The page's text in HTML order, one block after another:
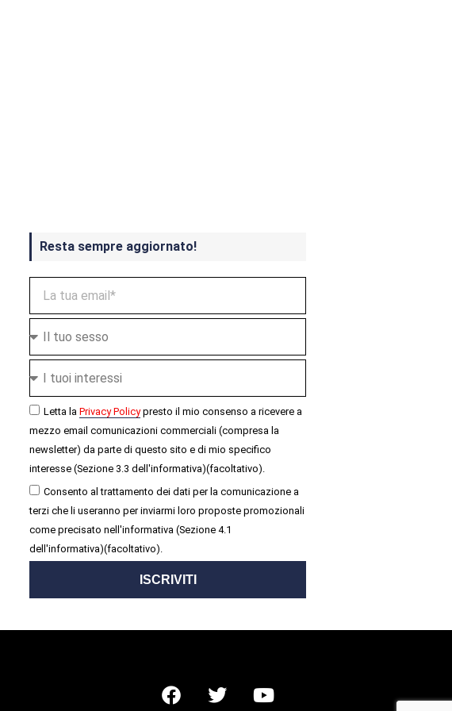
Resta sempre aggiornato!
Letta la Privacy Policypresto il mio consenso a ricevere a
mezzo email comunicazioni commerciali (compresa la
newsletter) da parte di questo sito e di mio specifico
interesse (Sezione 3.3 dell'informativa)(facoltativo).
Consento al trattamento dei dati per la comunicazione a
terzi che li useranno per inviarmi loro proposte promozionali
come precisato nell'informativa (Sezione 4.1
dell'informativa)(facoltativo).
ISCRIVITI